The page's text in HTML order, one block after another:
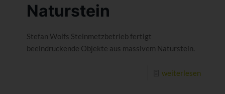
Naturstein
Stefan Wolfs Steinmetzbetrieb fertigt
beeindruckende Objekte aus massivem Naturstein.
weiterlesen